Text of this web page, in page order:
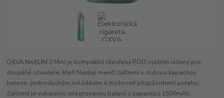
OXVA NeXLIM 2 Mini je kompaktní otevřený POD systém určený pro
dospělé uživatele, kteří hledají menší zařízení s dobrou kapacitou
baterie, jednoduchým ovládáním a možností přizpůsobení potahu.
Zařízení je vybaveno integrovanou baterií s kapacitou 1500mAh,